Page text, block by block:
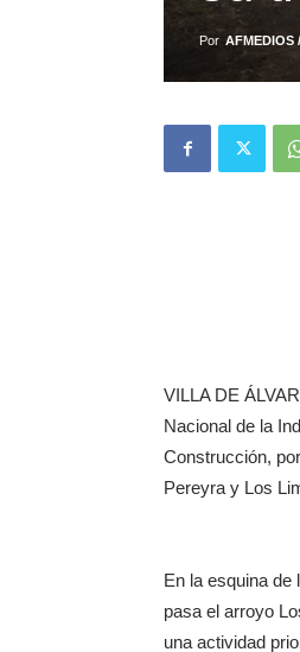
Por AFMEDIOS
VILLA DE
Nacional de la
Construcción,
Pereyra y Los
‎En la esquina de
pasa el arroyo
una actividad